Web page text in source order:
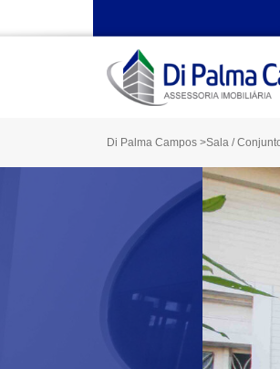
Di Palma Campos >Sala /